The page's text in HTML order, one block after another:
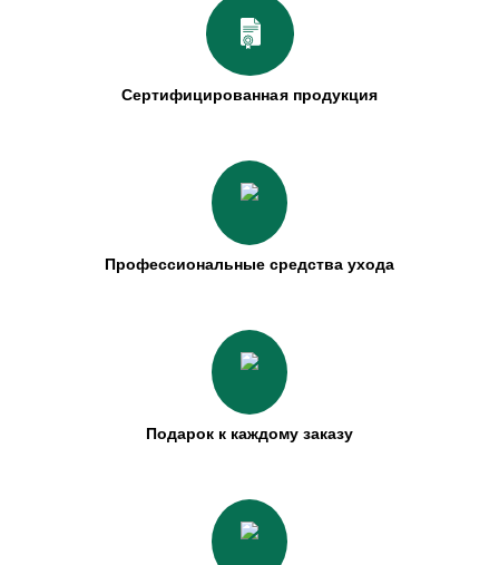
Сертифицированная продукция
Профессиональные средства ухода
Подарок к каждому заказу